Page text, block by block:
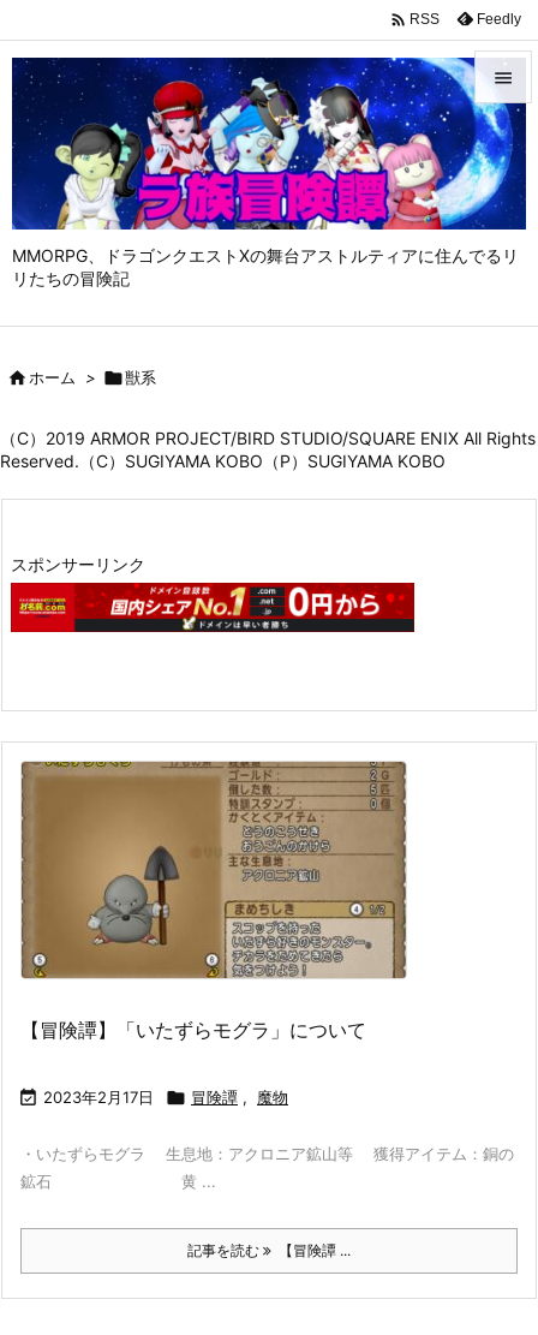
MMORPG、ドラゴンクエストⅩの舞台アストルティアに住んでるリ
リたちの冒険記


メニュ

サイド

 RSS Feedly
ホーム > 獣系
（C）2019 ARMOR PROJECT/BIRD STUDIO/SQUARE ENIX All Rights
Reserved.（C）SUGIYAMA KOBO（P）SUGIYAMA KOBO
スポンサーリンク
【冒険譚】「いたずらモグラ」について
 2023年2月17日  冒険譚 , 魔物
・いたずらモグラ 生息地：アクロニア鉱山等 獲得アイテム：銅の
鉱石 黄 ...
記事を読む 【冒険譚 ...